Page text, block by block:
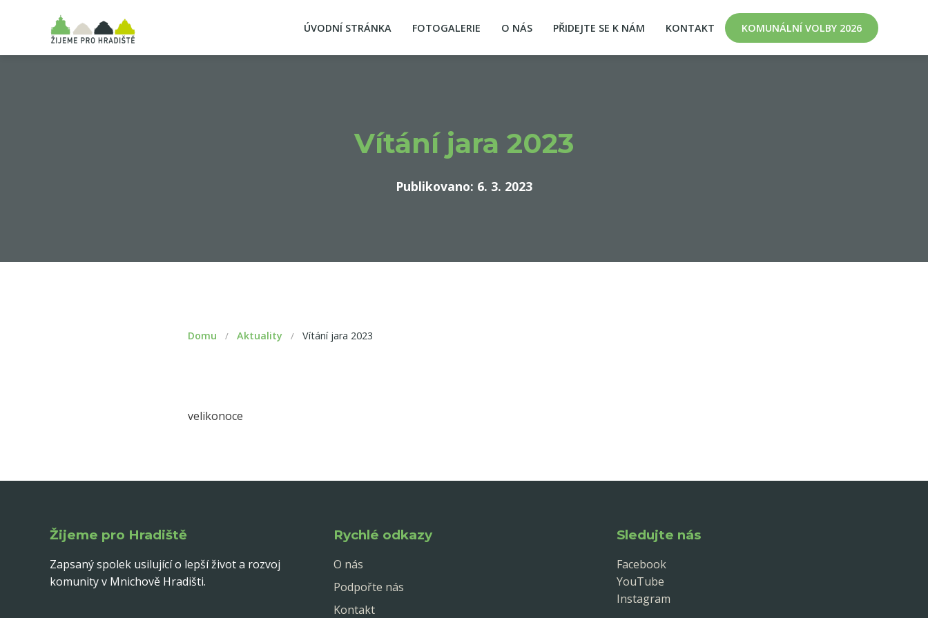
ÚVODNÍ STRÁNKA FOTOGALERIE O NÁS PŘIDEJTE SE K NÁM KONTAKT KOMUNÁLNÍ VOLBY 2026
Vítání jara 2023
Publikovano: 6. 3. 2023
Domu / Aktuality / Vítání jara 2023
velikonoce
Žijeme pro Hradiště
Zapsaný spolek usilující o lepší život a rozvoj
komunity v Mnichově Hradišti.
Rychlé odkazy
O nás
Podpořte nás
Kontakt
Sledujte nás
Facebook
YouTube
Instagram